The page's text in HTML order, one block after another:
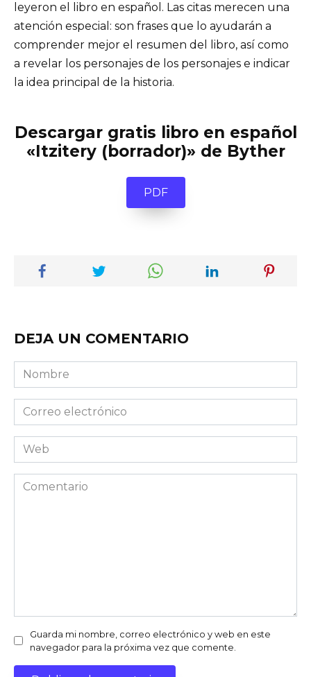
leyeron el libro en español. Las citas merecen una
atención especial: son frases que lo ayudarán a
comprender mejor el resumen del libro, así como
a revelar los personajes de los personajes e indicar
la idea principal de la historia.
Descargar gratis libro en español
«Itzitery (borrador)» de Byther
PDF
DEJA UN COMENTARIO
Nombre
Correo
electrónico
Web
Comentario
Guarda mi nombre, correo electrónico y web en este
navegador para la próxima vez que comente.